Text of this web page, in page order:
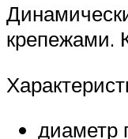
крепежами.
диаметр